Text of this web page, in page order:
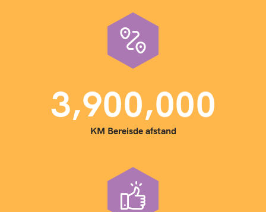
3,900,000
KM Bereisde afstand